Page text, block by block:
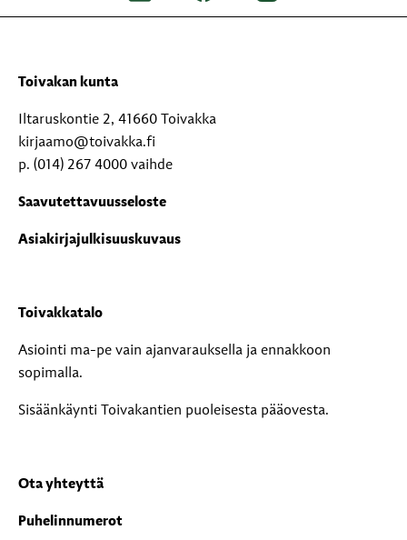
Toivakan kunta
Iltaruskontie 2, 41660 Toivakka
kirjaamo@toivakka.fi
p. (014) 267 4000 vaihde
Saavutettavuusseloste
Asiakirjajulkisuuskuvaus
Toivakkatalo
Asiointi ma-pe vain ajanvarauksella ja ennakkoon
sopimalla.
Sisäänkäynti Toivakantien puoleisesta pääovesta.
Ota yhteyttä
Puhelinnumerot